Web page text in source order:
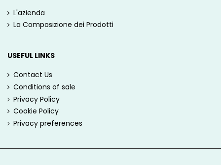
L'azienda
La Composizione dei Prodotti
USEFUL LINKS
Contact Us
Conditions of sale
Privacy Policy
Cookie Policy
Privacy preferences